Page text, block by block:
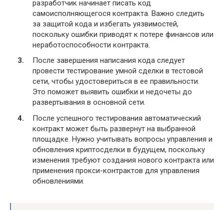
разработчик начинает писать код
самоисполняющегося контракта. Важно следить
за защитой кода и избегать уязвимостей,
поскольку ошибки приводят к потере финансов или
неработоспособности контракта.
После завершения написания кода следует
провести тестирование умной сделки в тестовой
сети, чтобы удостовериться в ее правильности.
Это поможет выявить ошибки и недочеты до
развертывания в основной сети.
После успешного тестирования автоматический
контракт может быть развернут на выбранной
площадке. Нужно учитывать вопросы управления и
обновления криптосделки в будущем, поскольку
изменения требуют создания нового контракта или
применения прокси-контрактов для управления
обновлениями.